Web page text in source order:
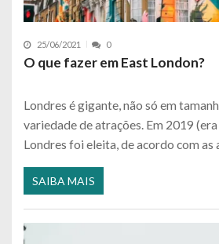
25/06/2021 0
O que fazer em East London?
Londres é gigante, não só em
variedade de atrações. Em 2019
Londres foi eleita, de acordo com as
SAIBA MAIS